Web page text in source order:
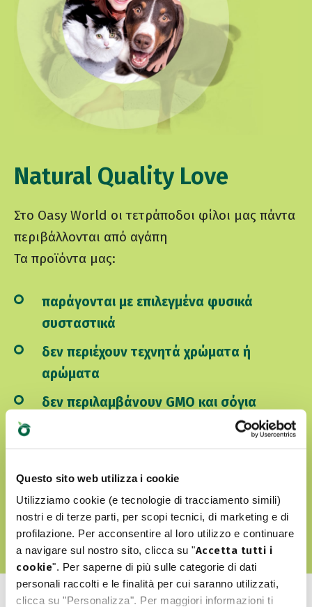
Questo sito web utilizza i cookie
Utilizziamo cookie (e tecnologie di tracciamento simili)
nostri e di terze parti, per scopi tecnici, di marketing e di
profilazione. Per acconsentire al loro utilizzo e continuare
a navigare sul nostro sito, clicca su "Accetta tutti i
cookie". Per saperne di più sulle categorie di dati
personali raccolti e le finalità per cui saranno utilizzati,
clicca su "Personalizza". Per maggiori informazioni ti
Natural Quality Love
Στο Oasy World οι τετράποδοι φίλοι μας πάντα
περιβάλλονται από αγάπη
Τα προϊόντα μας:
παράγονται με επιλεγμένα φυσικά
συσταστικά
δεν περιέχουν τεχνητά χρώματα ή
αρώματα
δεν περιλαμβάνουν GMO και σόγια